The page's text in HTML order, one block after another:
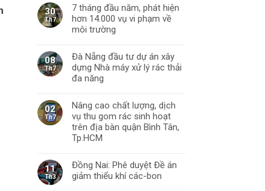
30
Th7
7 tháng đầu năm, phát hiện
hơn 14.000 vụ vi phạm về
môi trường
08
Th7
Đà Nẵng đầu tư dự án xây
dựng Nhà máy xử lý rác thải
đa năng
02
Th7
Nâng cao chất lượng, dịch
vụ thu gom rác sinh hoạt
trên địa bàn quận Bình Tân,
Tp.HCM
11
Th3
Đồng Nai: Phê duyệt Đề án
giảm thiểu khí các-bon